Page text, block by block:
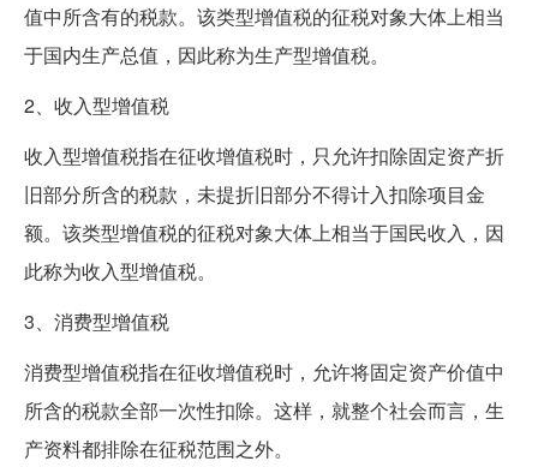
值中所含有的税款。该类型增值税的征税对象大体上相当
于国内生产总值，因此称为生产型增值税。
2、收入型增值税
收入型增值税指在征收增值税时，只允许扣除固定资产折
旧部分所含的税款，未提折旧部分不得计入扣除项目金
额。该类型增值税的征税对象大体上相当于国民收入，因
此称为收入型增值税。
3、消费型增值税
消费型增值税指在征收增值税时，允许将固定资产价值中
所含的税款全部一次性扣除。这样，就整个社会而言，生
产资料都排除在征税范围之外。